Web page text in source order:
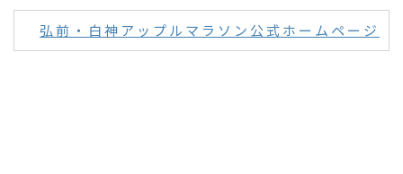
弘前・白神アップルマラソン公式ホームページ